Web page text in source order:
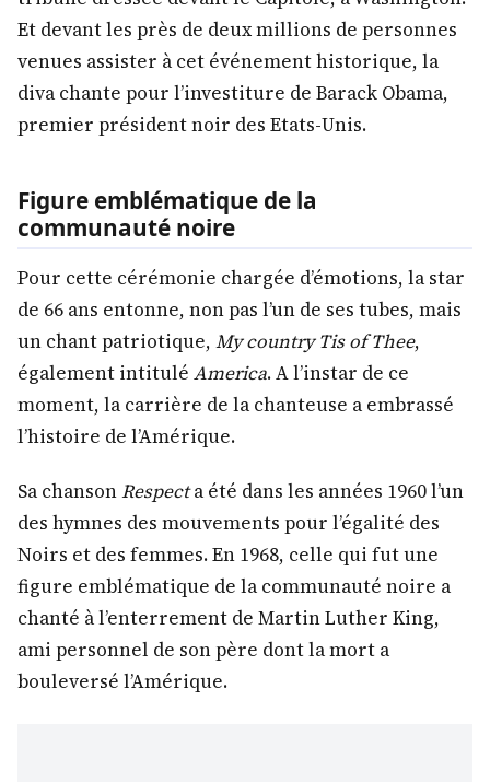
Et devant les près de deux millions de personnes
venues assister à cet événement historique, la
diva chante pour l’investiture de Barack Obama,
premier président noir des Etats-Unis.
Figure emblématique de la
communauté noire
Pour cette cérémonie chargée d’émotions, la star
de 66 ans entonne, non pas l’un de ses tubes, mais
un chant patriotique, My country Tis of Thee,
également intitulé America. A l’instar de ce
moment, la carrière de la chanteuse a embrassé
l’histoire de l’Amérique.
Sa chansonRespecta été dans les années 1960 l’un
des hymnes des mouvements pour l’égalité des
Noirs et des femmes. En 1968, celle qui fut une
figure emblématique de la communauté noire a
chanté à l’enterrement de Martin Luther King,
ami personnel de son père dont la mort a
bouleversé l’Amérique.